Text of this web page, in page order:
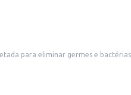
para eliminar germes e